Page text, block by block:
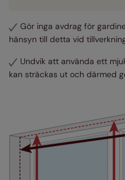
Gör inga avdrag för
hänsyn till detta vid
Undvik att använda ett
kan sträckas ut och därmed